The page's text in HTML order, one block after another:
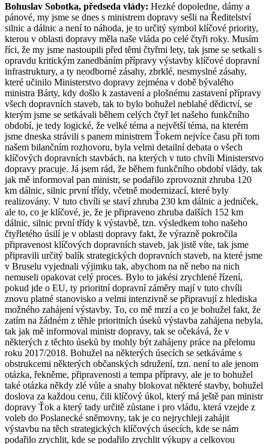
Bohuslav Sobotka, předseda vlády: Hezké dopoledne, dámy a
pánové, my jsme se dnes s ministrem dopravy sešli na Ředitelství
silnic a dálnic a není to náhoda, je to určitý symbol klíčové priority,
kterou v oblasti dopravy měla naše vláda po celé čtyři roky. Musím
říci, že my jsme nastoupili před těmi čtyřmi lety, tak jsme se setkali s
opravdu kritickým zanedbáním přípravy výstavby klíčové dopravní
infrastruktury, a ty neodborné zásahy, zbrklé, nesmyslné zásahy,
které učinilo Ministerstvo dopravy zejména v době bývalého
ministra Bárty, kdy došlo k zastavení a plošnému zastavení přípravy
všech dopravních staveb, tak to bylo bohužel neblahé dědictví, se
kterým jsme se setkávali během celých čtyř let našeho funkčního
období, je tedy logické, že velké téma a největší téma, na kterém
jsme dneska strávili s panem ministrem Ťokem nejvíce času při tom
našem bilančním rozhovoru, byla velmi detailní debata o všech
klíčových dopravních stavbách, na kterých v tuto chvíli Ministerstvo
dopravy pracuje. Já jsem rád, že během funkčního období vlády, tak
jak mě informoval pan ministr, se podařilo zprovoznit zhruba 120
km dálnic, silnic první třídy, včetně modernizací, které byly
realizovány. V tuto chvíli se staví zhruba 230 km dálnic a jedniček,
ale to, co je klíčové, je, že je připraveno zhruba dalších 152 km
dálnic, silnic první třídy k výstavbě, tzn. výsledkem toho našeho
čtyřletého úsilí je v oblasti dopravy fakt, že výrazně pokročila
připravenost klíčových dopravních staveb, jak jistě víte, tak jsme
připravili určitý balík strategických dopravních staveb, na které jsme
v Bruselu vyjednali výjimku tak, abychom na ně nebo na nich
nemuseli opakovat celý proces. Bylo to jakési zrychlené řízení,
pokud jde o EU, ty prioritní dopravní záměry mají v tuto chvíli
znovu platné stanovisko a velmi intenzivně se připravují z hlediska
možného zahájení výstavby. To, co mě mrzí a co je bohužel fakt, že
zatím na žádném z těhle prioritních úseků výstavba zahájena nebyla,
tak jak mě informoval ministr dopravy, tak se očekává, že v
některých z těchto úseků by mohly být zahájeny práce na přelomu
roku 2017/2018. Bohužel na některých úsecích se setkáváme s
obstrukcemi některých občanských sdružení, tzn. není to ale jenom
otázka, řekněme, připravenosti a tempa přípravy, ale je to bohužel
také otázka někdy zlé vůle a snahy blokovat některé stavby, bohužel
doslova za každou cenu, čili klíčový úkol, který má ještě pan ministr
dopravy Ťok a který tady určitě zůstane i pro vládu, která vzejde z
voleb do Poslanecké sněmovny, tak je co nejrychleji zahájit
výstavbu na těch strategických klíčových úsecích, kde se nám
podařilo zrychlit, kde se podařilo zrychlit výkupy a celkovou